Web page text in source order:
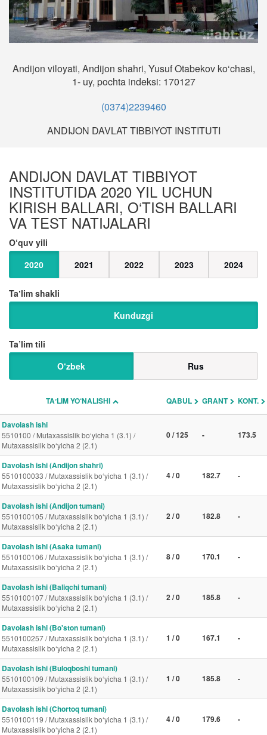
Andijon viloyati, Andijon shahri, Yusuf Otabekov ko‘chasi,
1- uy, pochta indeksi: 170127
(0374)2239460
ANDIJON DAVLAT TIBBIYOT INSTITUTI
ANDIJON DAVLAT TIBBIYOT
INSTITUTIDA 2020 YIL UCHUN
KIRISH BALLARI, O‘TISH BALLARI
VA TEST NATIJALARI
O‘quv yili
2020
2021 2022 2023 2024
Taʼlim shakli
Kunduzgi
Ta’lim tili
O‘zbek
Rus
TAʼLIM YO‘NALISHI QABUL GRANT KONT.
Davolash ishi
5510100 / Mutaxassislik bo‘yicha 1 (3.1) /
Mutaxassislik bo‘yicha 2 (2.1)
0 / 125 - 173.5
Davolash ishi (Andijon shahri)
5510100033 / Mutaxassislik bo‘yicha 1 (3.1) /
Mutaxassislik bo‘yicha 2 (2.1)
4 / 0 182.7 -
Davolash ishi (Andijon tumani)
5510100105 / Mutaxassislik bo‘yicha 1 (3.1) /
Mutaxassislik bo‘yicha 2 (2.1)
2 / 0 182.8 -
Davolash ishi (Asaka tumani)
5510100106 / Mutaxassislik bo‘yicha 1 (3.1) /
Mutaxassislik bo‘yicha 2 (2.1)
8 / 0 170.1 -
Davolash ishi (Baliqchi tumani)
5510100107 / Mutaxassislik bo‘yicha 1 (3.1) /
Mutaxassislik bo‘yicha 2 (2.1)
2 / 0 185.8 -
Davolash ishi (Bo'ston tumani)
5510100257 / Mutaxassislik bo‘yicha 1 (3.1) /
Mutaxassislik bo‘yicha 2 (2.1)
1 / 0 167.1 -
Davolash ishi (Buloqboshi tumani)
5510100109 / Mutaxassislik bo‘yicha 1 (3.1) /
Mutaxassislik bo‘yicha 2 (2.1)
1 / 0 185.8 -
Davolash ishi (Chortoq tumani)
5510100119 / Mutaxassislik bo‘yicha 1 (3.1) /
Mutaxassislik bo‘yicha 2 (2.1)
4 / 0 179.6 -